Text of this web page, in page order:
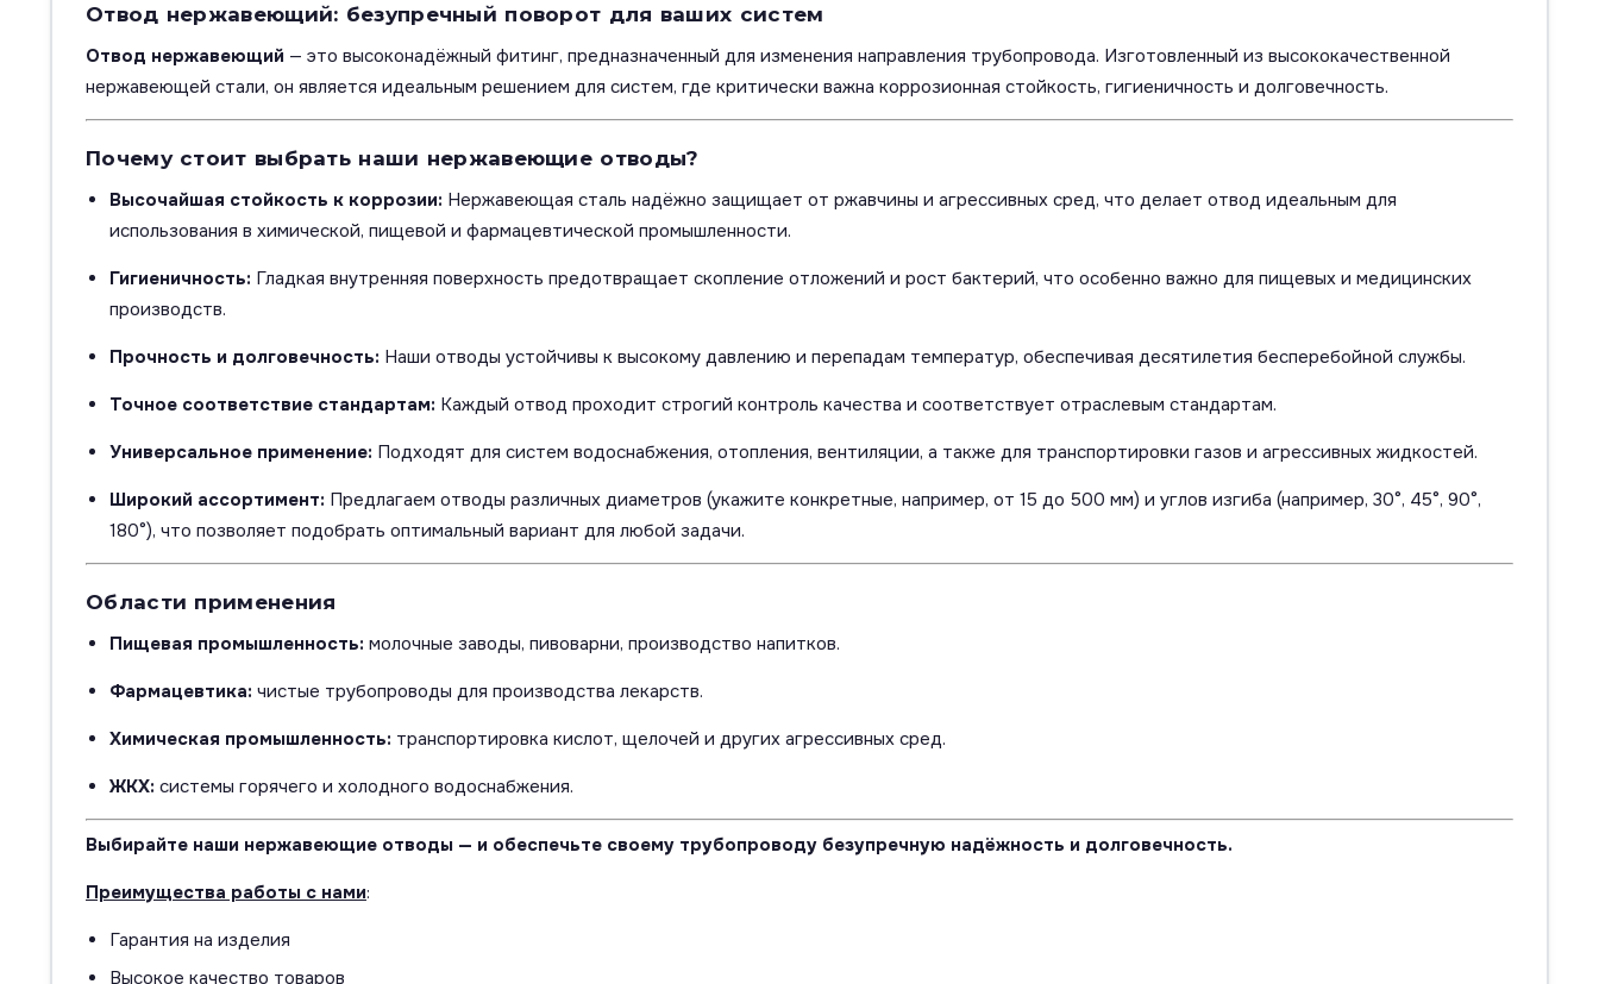
Отвод нержавеющий: безупречный поворот для ваших систем
Отвод нержавеющий — это высоконадёжный фитинг, предназначенный для изменения направления трубопровода. Изготовленный из высококачественной
нержавеющей стали, он является идеальным решением для систем, где критически важна коррозионная стойкость, гигиеничность и долговечность.
Почему стоит выбрать наши нержавеющие отводы?
Высочайшая стойкость к коррозии: Нержавеющая сталь надёжно защищает от ржавчины и агрессивных сред, что делает отвод идеальным для
использования в химической, пищевой и фармацевтической промышленности.
Гигиеничность: Гладкая внутренняя поверхность предотвращает скопление отложений и рост бактерий, что особенно важно для пищевых и медицинских
производств.
Прочность и долговечность: Наши отводы устойчивы к высокому давлению и перепадам температур, обеспечивая десятилетия бесперебойной службы.
Точное соответствие стандартам: Каждый отвод проходит строгий контроль качества и соответствует отраслевым стандартам.
Универсальное применение: Подходят для систем водоснабжения, отопления, вентиляции, а также для транспортировки газов и агрессивных жидкостей.
Широкий ассортимент: Предлагаем отводы различных диаметров (укажите конкретные, например, от 15 до 500 мм) и углов изгиба (например, 30°, 45°, 90°,
180°), что позволяет подобрать оптимальный вариант для любой задачи.
Области применения
Пищевая промышленность: молочные заводы, пивоварни, производство напитков.
Фармацевтика: чистые трубопроводы для производства лекарств.
Химическая промышленность: транспортировка кислот, щелочей и других агрессивных сред.
ЖКХ: системы горячего и холодного водоснабжения.
Выбирайте наши нержавеющие отводы — и обеспечьте своему трубопроводу безупречную надёжность и долговечность.
Преимущества работы с нами:
Гарантия на изделия
Высокое качество товаров